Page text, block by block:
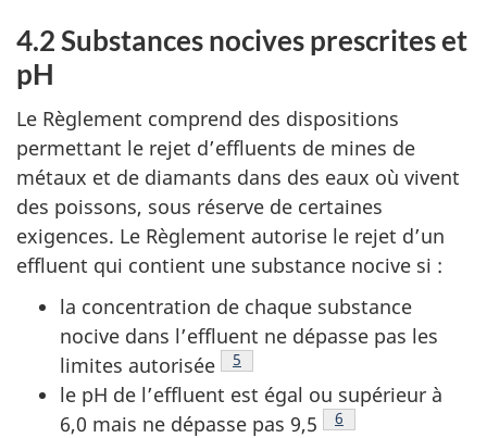
4.2 Substances nocives prescrites et
pH
Le Règlement comprend des dispositions
permettant le rejet d’effluents de mines de
métaux et de diamants dans des eaux où vivent
des poissons, sous réserve de certaines
exigences. Le Règlement autorise le rejet d’un
effluent qui contient une substance nocive si :
la concentration de chaque substance
nocive dans l’effluent ne dépasse pas les
limites autorisée
Note de bas de page
5
le pH de l’effluent est égal ou supérieur à
6,0 mais ne dépasse pas 9,5
Note de bas de page
6